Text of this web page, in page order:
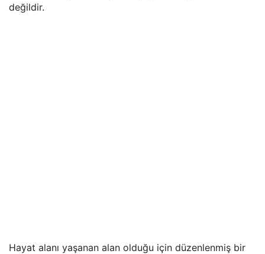
değildir.
Hayat alanı yaşanan alan olduğu için düzenlenmiş bir